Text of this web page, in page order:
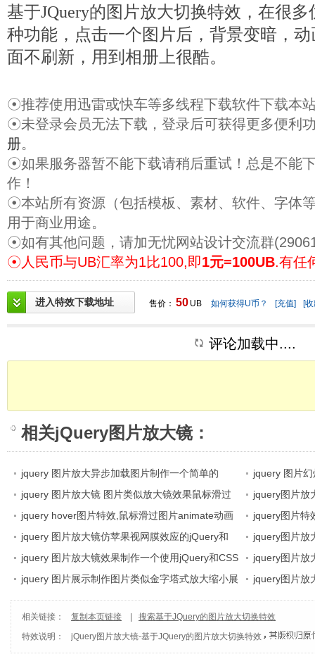
基于JQuery的图片放大切换特效，在很
种功能，点击一个图片后，背景变暗，
面不刷新，用到相册上很酷。
☉推荐使用迅雷或快车等多线程下载软件下载本
☉未登录会员无法下载，登录后可获得更多便利
册。
☉如果服务器暂不能下载请稍后重试！总是不能
作！
☉本站所有资源（包括模板、素材、软件、字体
用于商业用途。
☉如有其他问题，请加无忧网站设计交流群
☉人民币与UB汇率为1比100,即1元=100UB.有任
进入特效下载地址 售价： 50 UB 如何获得U币？ [充值] [
评论加载中....
相关jQuery图片放大镜：
jquery 图片放大异步加载图片制作一个简单的
jquery 图像预览效果
jquery 图片
持按钮播放
jquery 图片放大镜 图片类似放大镜效果鼠标滑过
小图异步加载中图、大图
jquery图片放
jquery hover图片特效,鼠标滑过图片animate动画
放大显示
jquery图片特
浏览效果
jquery 图片放大镜仿苹果视网膜效应的jQuery和
CSS
jquery图片放
jquery 图片放大镜效果制作一个使用jQuery和CSS
的图片拍摄效果
jquery图片放
jquery 图片展示制作图片类似金字塔式放大缩小展
示
jquery图片放
相关链接： 复制本页链接
搜索基于JQuery的图片放大切换特效
特效说明：
jQuery图片放大镜-基于JQuery的图片放大切换特效